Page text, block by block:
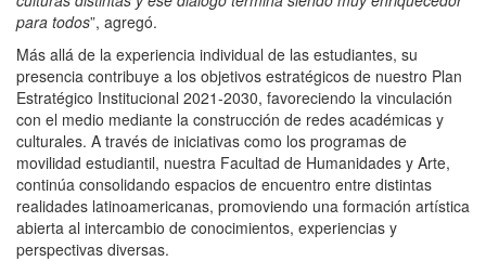
para todos”, agregó.
Más allá de la experiencia individual de las estudiantes, su
presencia contribuye a los objetivos estratégicos de nuestro Plan
Estratégico Institucional 2021-2030, favoreciendo la vinculación
con el medio mediante la construcción de redes académicas y
culturales. A través de iniciativas como los programas de
movilidad estudiantil, nuestra Facultad de Humanidades y Arte,
continúa consolidando espacios de encuentro entre distintas
realidades latinoamericanas, promoviendo una formación artística
abierta al intercambio de conocimientos, experiencias y
perspectivas diversas.